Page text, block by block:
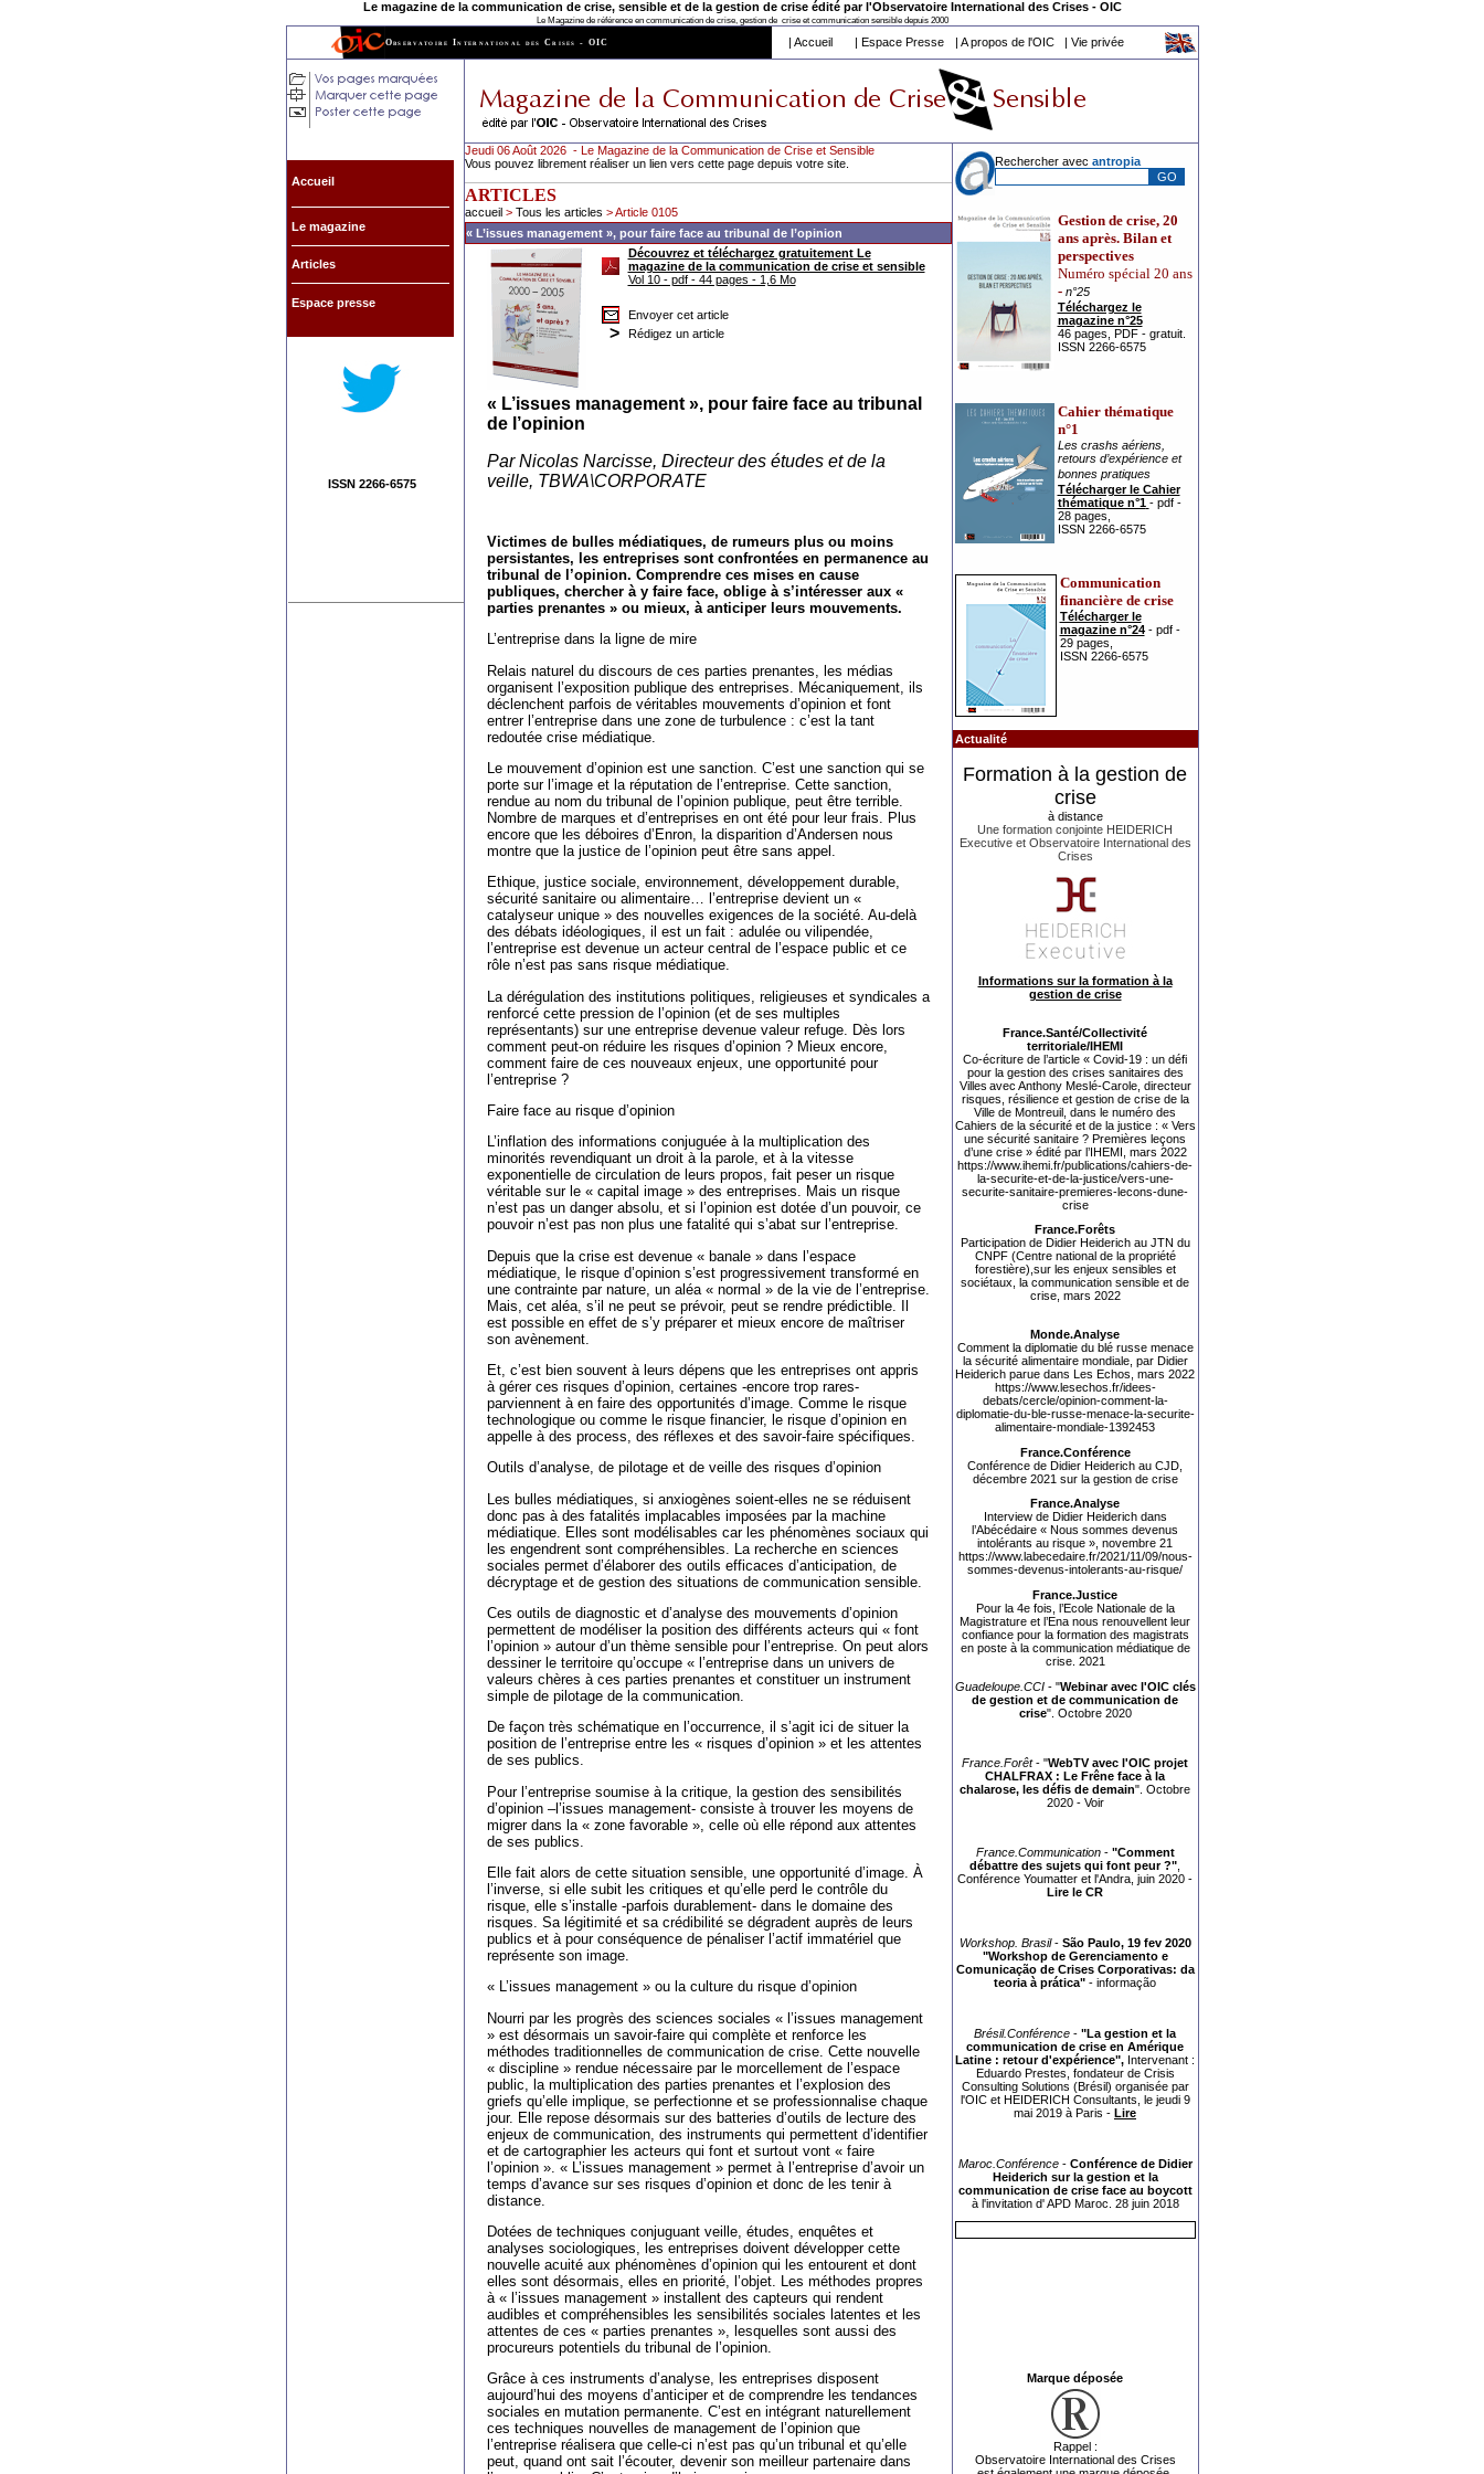
Le magazine de la communication de crise, sensible et de la gestion de crise édité par l'Observatoire International des Crises- OIC
Le Magazine de référence en communication de crise, gestion de crise et communication sensible depuis 2000
Observatoire International des Crises - OIC | Accueil | Espace Presse | A propos de l'OIC | Vie privée
Accueil
Le magazine
Articles
Espace presse
ISSN 2266-6575
Jeudi 06 Août 2026 - Le Magazine de la Communication de Crise et Sensible
Vous pouvez librement réaliser un lien vers cette page depuis votre site.
ARTICLES
accueil> Tous les articles > Article 0105
« L’issues management », pour faire face au tribunal de l’opinion
Découvrez et téléchargez gratuitement Le
magazine de la communication de crise et sensible
Vol 10 - pdf - 44 pages - 1,6 Mo
Envoyer cet article
> Rédigez un article
« L’issues management », pour faire face au tribunal
de l’opinion
Par Nicolas Narcisse, Directeur des études et de la
veille, TBWA\CORPORATE
Victimes de bulles médiatiques, de rumeurs plus ou moins
persistantes, les entreprises sont confrontées en permanence au
tribunal de l’opinion. Comprendre ces mises en cause
publiques, chercher à y faire face, oblige à s’intéresser aux «
parties prenantes » ou mieux, à anticiper leurs mouvements.
L’entreprise dans la ligne de mire
Relais naturel du discours de ces parties prenantes, les médias
organisent l’exposition publique des entreprises. Mécaniquement, ils
déclenchent parfois de véritables mouvements d’opinion et font
entrer l’entreprise dans une zone de turbulence : c’est la tant
redoutée crise médiatique.
Le mouvement d’opinion est une sanction. C’est une sanction qui se
porte sur l’image et la réputation de l’entreprise. Cette sanction,
rendue au nom du tribunal de l’opinion publique, peut être terrible.
Nombre de marques et d’entreprises en ont été pour leur frais. Plus
encore que les déboires d’Enron, la disparition d’Andersen nous
montre que la justice de l’opinion peut être sans appel.
Ethique, justice sociale, environnement, développement durable,
sécurité sanitaire ou alimentaire… l’entreprise devient un «
catalyseur unique » des nouvelles exigences de la société. Au-delà
des débats idéologiques, il est un fait : adulée ou vilipendée,
l’entreprise est devenue un acteur central de l’espace public et ce
rôle n’est pas sans risque médiatique.
La dérégulation des institutions politiques, religieuses et syndicales a
renforcé cette pression de l’opinion (et de ses multiples
représentants) sur une entreprise devenue valeur refuge. Dès lors
comment peut-on réduire les risques d’opinion ? Mieux encore,
comment faire de ces nouveaux enjeux, une opportunité pour
l’entreprise ?
Faire face au risque d’opinion
L’inflation des informations conjuguée à la multiplication des
minorités revendiquant un droit à la parole, et à la vitesse
exponentielle de circulation de leurs propos, fait peser un risque
véritable sur le « capital image » des entreprises. Mais un risque
n’est pas un danger absolu, et si l’opinion est dotée d’un pouvoir, ce
pouvoir n’est pas non plus une fatalité qui s’abat sur l’entreprise.
Depuis que la crise est devenue « banale » dans l’espace
médiatique, le risque d’opinion s’est progressivement transformé en
une contrainte par nature, un aléa « normal » de la vie de l’entreprise.
Mais, cet aléa, s’il ne peut se prévoir, peut se rendre prédictible. Il
est possible en effet de s’y préparer et mieux encore de maîtriser
son avènement.
Et, c’est bien souvent à leurs dépens que les entreprises ont appris
à gérer ces risques d’opinion, certaines -encore trop rares-
parviennent à en faire des opportunités d’image. Comme le risque
technologique ou comme le risque financier, le risque d’opinion en
appelle à des process, des réflexes et des savoir-faire spécifiques.
Outils d’analyse, de pilotage et de veille des risques d’opinion
Les bulles médiatiques, si anxiogènes soient-elles ne se réduisent
donc pas à des fatalités implacables imposées par la machine
médiatique. Elles sont modélisables car les phénomènes sociaux qui
les engendrent sont compréhensibles. La recherche en sciences
sociales permet d’élaborer des outils efficaces d’anticipation, de
décryptage et de gestion des situations de communication sensible.
Ces outils de diagnostic et d’analyse des mouvements d’opinion
permettent de modéliser la position des différents acteurs qui « font
l’opinion » autour d’un thème sensible pour l’entreprise. On peut alors
dessiner le territoire qu’occupe « l’entreprise dans un univers de
valeurs chères à ces parties prenantes et constituer un instrument
simple de pilotage de la communication.
De façon très schématique en l’occurrence, il s’agit ici de situer la
position de l’entreprise entre les « risques d’opinion » et les attentes
de ses publics.
Pour l’entreprise soumise à la critique, la gestion des sensibilités
d’opinion –l’issues management- consiste à trouver les moyens de
migrer dans la « zone favorable », celle où elle répond aux attentes
de ses publics.
Elle fait alors de cette situation sensible, une opportunité d’image. À
l’inverse, si elle subit les critiques et qu’elle perd le contrôle du
risque, elle s’installe -parfois durablement- dans le domaine des
risques. Sa légitimité et sa crédibilité se dégradent auprès de leurs
publics et à pour conséquence de pénaliser l’actif immatériel que
représente son image.
« L’issues management » ou la culture du risque d’opinion
Nourri par les progrès des sciences sociales « l’issues management
» est désormais un savoir-faire qui complète et renforce les
méthodes traditionnelles de communication de crise. Cette nouvelle
« discipline » rendue nécessaire par le morcellement de l’espace
public, la multiplication des parties prenantes et l’explosion des
griefs qu’elle implique, se perfectionne et se professionnalise chaque
jour. Elle repose désormais sur des batteries d’outils de lecture des
enjeux de communication, des instruments qui permettent d’identifier
et de cartographier les acteurs qui font et surtout vont « faire
l’opinion ». « L’issues management » permet à l’entreprise d’avoir un
temps d’avance sur ses risques d’opinion et donc de les tenir à
distance.
Dotées de techniques conjuguant veille, études, enquêtes et
analyses sociologiques, les entreprises doivent développer cette
nouvelle acuité aux phénomènes d’opinion qui les entourent et dont
elles sont désormais, elles en priorité, l’objet. Les méthodes propres
à « l’issues management » installent des capteurs qui rendent
audibles et compréhensibles les sensibilités sociales latentes et les
attentes de ces « parties prenantes », lesquelles sont aussi des
procureurs potentiels du tribunal de l’opinion.
Grâce à ces instruments d’analyse, les entreprises disposent
aujourd’hui des moyens d’anticiper et de comprendre les tendances
sociales en mutation permanente. C’est en intégrant naturellement
ces techniques nouvelles de management de l’opinion que
l’entreprise réalisera que celle-ci n’est pas qu’un tribunal et qu’elle
peut, quand ont sait l’écouter, devenir son meilleur partenaire dans
Rechercher avec antropia
Gestion de crise, 20
ans après. Bilan et
perspectives
Numéro spécial 20 ans
- n°25
Téléchargez le
magazine n°25
46 pages, PDF - gratuit.
ISSN 2266-6575
Cahier thématique
n°1
Les crashs aériens,
retours d’expérience et
bonnes pratiques
Télécharger le Cahier
thématique n°1 - pdf -
28 pages,
ISSN 2266-6575
Communication
financière de crise
Télécharger le
magazine n°24- pdf -
29 pages,
ISSN 2266-6575
Actualité
Formation à la gestion de
crise
à distance
Une formation conjointe HEIDERICH
Executive et Observatoire International des
Crises
Informations sur la formation à la
gestion de crise
France.Santé/Collectivité
territoriale/IHEMI
Co-écriture de l’article « Covid-19 : un défi
pour la gestion des crises sanitaires des
Villes avec Anthony Meslé-Carole, directeur
risques, résilience et gestion de crise de la
Ville de Montreuil, dans le numéro des
Cahiers de la sécurité et de la justice : « Vers
une sécurité sanitaire ? Premières leçons
d’une crise » édité par l’IHEMI, mars 2022
https://www.ihemi.fr/publications/cahiers-de-
la-securite-et-de-la-justice/vers-une-
securite-sanitaire-premieres-lecons-dune-
crise
France.Forêts
Participation de Didier Heiderich au JTN du
CNPF (Centre national de la propriété
forestière),sur les enjeux sensibles et
sociétaux, la communication sensible et de
crise, mars 2022
Monde.Analyse
Comment la diplomatie du blé russe menace
la sécurité alimentaire mondiale, par Didier
Heiderich parue dans Les Echos, mars 2022
https://www.lesechos.fr/idees-
debats/cercle/opinion-comment-la-
diplomatie-du-ble-russe-menace-la-securite-
alimentaire-mondiale-1392453
France.Conférence
Conférence de Didier Heiderich au CJD,
décembre 2021 sur la gestion de crise
France.Analyse
Interview de Didier Heiderich dans
l’Abécédaire « Nous sommes devenus
intolérants au risque », novembre 21
https://www.labecedaire.fr/2021/11/09/nous-
sommes-devenus-intolerants-au-risque/
France.Justice
Pour la 4e fois, l’Ecole Nationale de la
Magistrature et l’Ena nous renouvellent leur
confiance pour la formation des magistrats
en poste à la communication médiatique de
crise. 2021
Guadeloupe.CCI- "Webinar avec l'OIC clés
de gestion et de communication de
crise". Octobre 2020
France.Forêt- "WebTV avec l'OIC projet
CHALFRAX : Le Frêne face à la
chalarose, les défis de demain". Octobre
2020 - Voir
France.Communication- "Comment
débattre des sujets qui font peur ?"
Conférence Youmatter et l'Andra, juin 2020 -
Lire le CR
Workshop. Brasil- São Paulo, 19 fev 2020
"Workshop de Gerenciamento e
Comunicação de Crises Corporativas: da
teoria à prática" - informação
Brésil.Conférence - "La gestion et la
communication de crise en Amérique
Latine : retour d'expérience", Intervenant :
Eduardo Prestes, fondateur de Crisis
Consulting Solutions (Brésil) organisée par
l'OIC et HEIDERICH Consultants, le jeudi 9
mai 2019 à Paris - Lire
Maroc.Conférence- Conférence de Didier
Heiderich sur la gestion et la
communication de crise face au boycott
à l'invitation d' APD Maroc. 28 juin 2018
Marque déposée
Rappel :
Observatoire International des Crises